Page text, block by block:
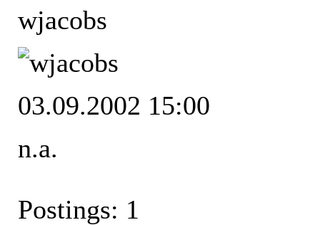
wjacobs
03.09.2002 15:00
n.a.
Postings: 1